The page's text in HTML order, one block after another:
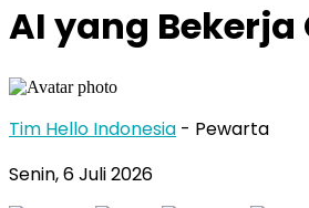
AI yang
Tim Hello Indonesia - Pewarta
Senin, 6 Juli 2026